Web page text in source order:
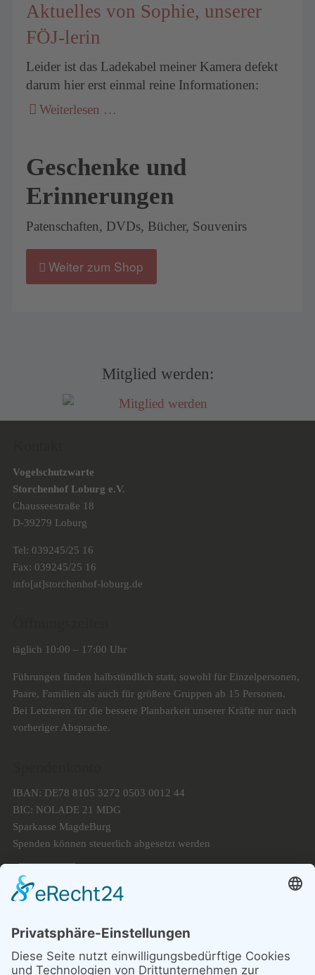
Aktuelles von Sophie, unserer
FÖJ-lerin
Leider ist das Ladekabel meiner Kamera defekt
darum hier erst einmal reine Informationen:
Weiterlesen …
Geschenke und
Erinnerungen
Patenschaften, DVDs, Bücher, Souvenirs
Weiter zum Shop
Mitglied werden:
Vogelschutzwarte
Storchenhof Loburg e.V.
Chausseestraße 18
D-39279 Loburg
Tel: 039245/25 16
Fax: 039245/25 16
info[at]storchenhof-loburg.de
täglich 10:00 – 17:00 Uhr
Führungen finden halbstündlich statt, sowohl für Einzelpersonen,
Paare, Familien als auch für größere Gruppen ab 15 Personen.
Bei Letzteren für die bessere Planbarkeit unserer Kräfte nur nach
vorheriger Absprache.
IBAN: DE78 8105 3272 0503 0012 44
BIC: NOLADE 21 MDG
Sparkasse MagdeBurg
Spenden können steuerlich abgesetzt werden